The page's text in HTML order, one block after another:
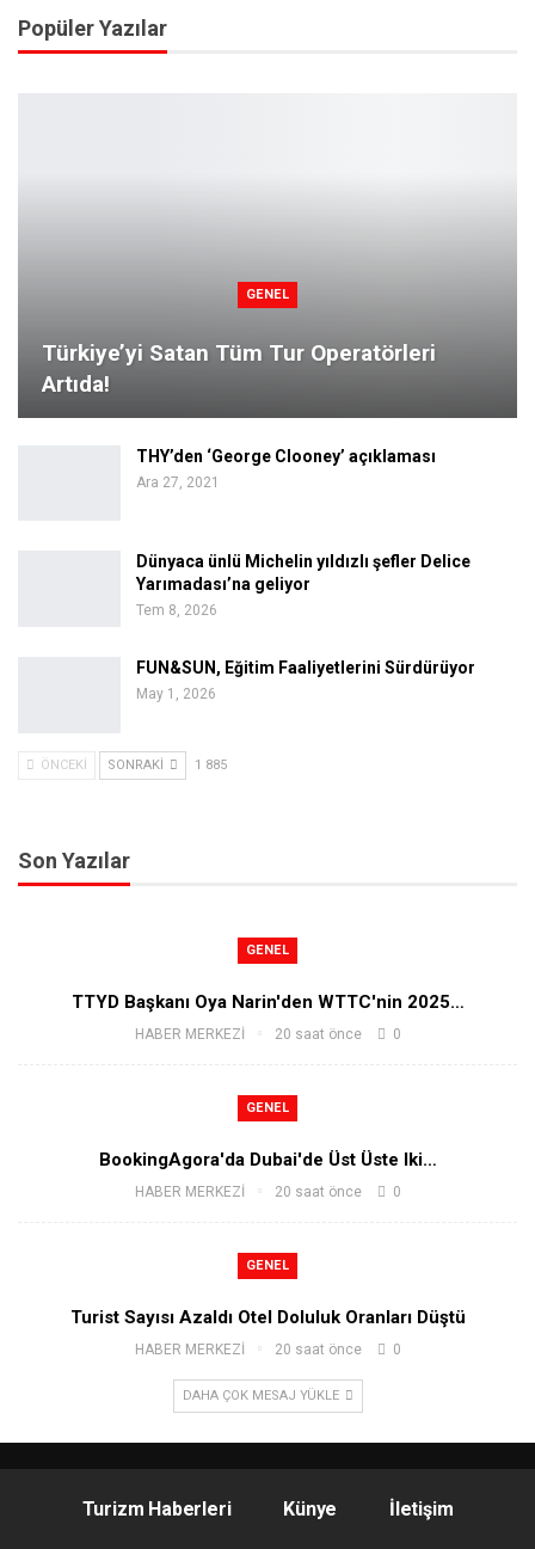
Popüler Yazılar
GENEL
Türkiye’yi Satan Tüm Tur Operatörleri
Artıda!
THY’den ‘George Clooney’ açıklaması
Ara 27, 2021
Dünyaca ünlü Michelin yıldızlı şefler Delice
Yarımadası’na geliyor
Tem 8, 2026
FUN&SUN, Eğitim Faaliyetlerini Sürdürüyor
May 1, 2026
ÖNCEKI SONRAKI 1 885
Son Yazılar
GENEL
TTYD Başkanı Oya Narin'den WTTC'nin 2025…
HABER MERKEZİ 20 saat önce 0
GENEL
BookingAgora'da Dubai'de Üst Üste Iki…
HABER MERKEZİ 20 saat önce 0
GENEL
Turist Sayısı Azaldı Otel Doluluk Oranları Düştü
HABER MERKEZİ 20 saat önce 0
DAHA ÇOK MESAJ YÜKLE
Turizm Haberleri Künye İletişim